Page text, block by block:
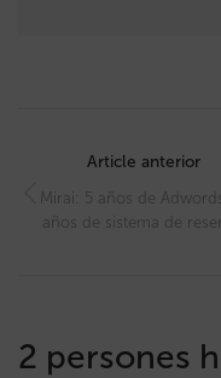
navigation
Article anterior
Mirai: 5 años de
años de sistema de
2 persones